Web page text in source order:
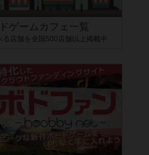
ゲームカフェ一覧
る店舗を全国500店舗以上掲載中